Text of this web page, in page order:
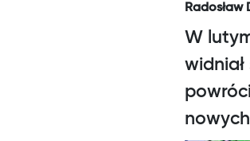
Radosław
W